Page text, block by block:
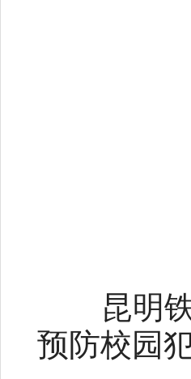
昆明铁
预防校园